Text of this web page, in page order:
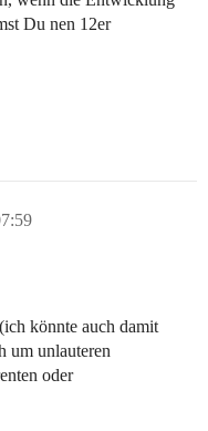
Du nen 12er
könnte auch damit
um unlauteren
oder